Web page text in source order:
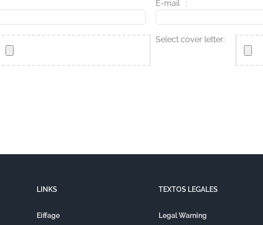
E-mail :
Select cover letter:
LINKS
Eiffage
TEXTOS LEGALES
Legal Warning